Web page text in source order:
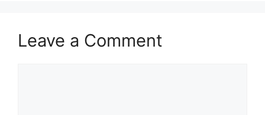
Leave a Comment